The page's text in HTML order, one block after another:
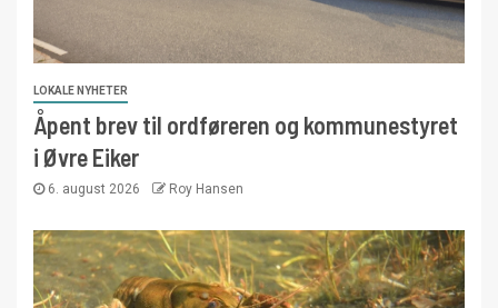
LOKALE NYHETER
Åpent brev til ordføreren og kommunestyret
i Øvre Eiker
6. august 2026 Roy Hansen